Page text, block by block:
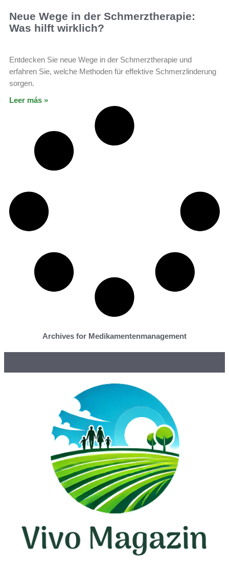
Neue Wege in der Schmerztherapie:
Was hilft wirklich?
Entdecken Sie neue Wege in der Schmerztherapie und
erfahren Sie, welche Methoden für effektive Schmerzlinderung
sorgen.
Leer más »
Archives for Medikamentenmanagement